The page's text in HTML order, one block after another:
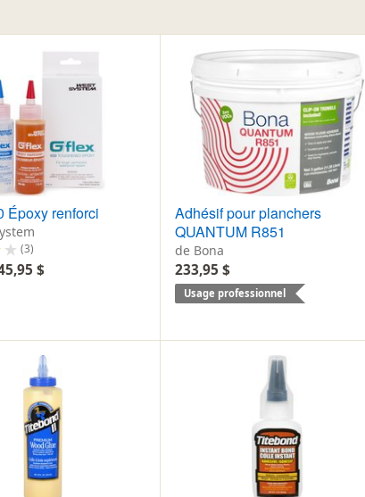
Époxy renforci
(3)
$
Adhésif pour planchers
QUANTUM R851
de Bona
233,95 $
Usage professionnel